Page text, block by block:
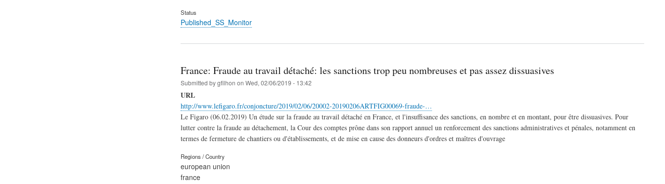
Status
Published_SS_Monitor
France: Fraude au travail détaché: les sanctions trop peu nombreuses et pas assez dissuasives
Submitted bygfilhon on Wed, 02/06/2019 - 13:42
URL
http://www.lefigaro.fr/conjoncture/2019/02/06/20002-20190206ARTFIG00069-fraude-…
Le Figaro (06.02.2019) Un étude sur la fraude au travail détaché en France, et l'insuffisance des sanctions, en nombre et en montant, pour être dissuasives. Pour
lutter contre la fraude au détachement, la Cour des comptes prône dans son rapport annuel un renforcement des sanctions administratives et pénales, notamment en
termes de fermeture de chantiers ou d'établissements, et de mise en cause des donneurs d'ordres et maîtres d'ouvrage
Regions / Country
european union
france